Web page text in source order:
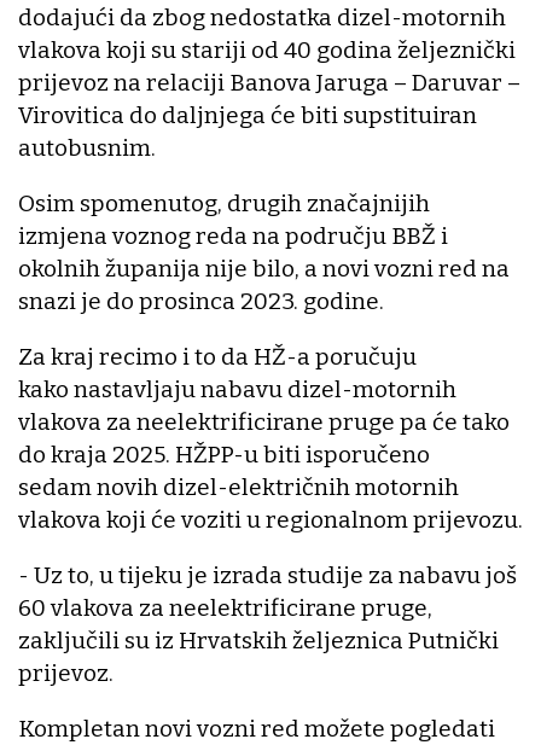
dodajući da zbog nedostatka dizel-motornih
vlakova koji su stariji od 40 godina željeznički
prijevoz na relaciji Banova Jaruga – Daruvar –
Virovitica do daljnjega će biti supstituiran
autobusnim.
Osim spomenutog, drugih značajnijih
izmjena voznog reda na području BBŽ i
okolnih županija nije bilo, a novi vozni red na
snazi je do prosinca 2023. godine.
Za kraj recimo i to da HŽ-a poručuju
kako nastavljaju nabavu dizel-motornih
vlakova za neelektrificirane pruge pa će tako
do kraja 2025. HŽPP-u biti isporučeno
sedam novih dizel-električnih motornih
vlakova koji će voziti u regionalnom prijevozu.
- Uz to, u tijeku je izrada studije za nabavu još
60 vlakova za neelektrificirane pruge,
zaključili su iz Hrvatskih željeznica Putnički
prijevoz.
Kompletan novi vozni red možete pogledati